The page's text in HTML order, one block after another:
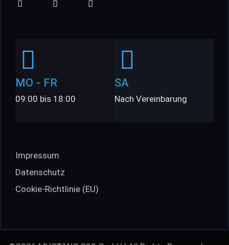
MO - FR
09:00 bis 18:00
SA
Nach Vereinbarung
Impressum
Datenschutz
Cookie-Richtlinie (EU)